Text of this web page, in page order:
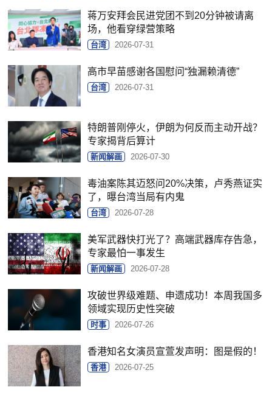
蒋万安拜会民进党团不到20分钟被请离
场，他看穿绿营策略
台湾 2026-07-31
高市早苗感谢各国慰问“独漏赖清德”
台湾 2026-07-31
特朗普刚停火，伊朗为何反而主动开战？
专家揭背后算计
新闻解画 2026-07-30
毒油案陈其迈怒问20%决策，卢秀燕证实
了，曝台湾当局有内鬼
台湾 2026-07-28
美军武器快打光了？高端武器库存告急，
专家最怕一事发生
新闻解画 2026-07-28
攻破世界级难题、申遗成功！本周我国多
领域实现历史性突破
时事 2026-07-26
香港知名女演员宣萱发声明：图是假的！
香港 2026-07-25